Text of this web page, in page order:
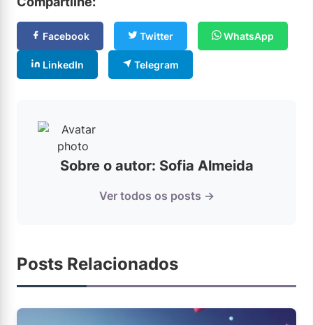
Facebook Twitter WhatsApp
LinkedIn Telegram
Sobre o autor: Sofia Almeida
Ver todos os posts →
Posts Relacionados